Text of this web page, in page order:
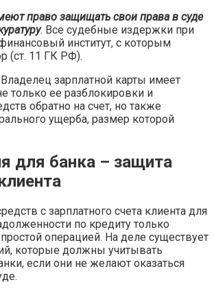
право защищать свои права в суде
. Все судебные издержки при
институт, с которым
(ст. 11 ГК РФ).
Владелец зарплатной карты имеет
только ее разблокировки и
обратно на счет, но также
ущерба, размер которой
для банка – защита
с зарплатного счета клиента для
по кредиту только
операцией. На деле существует
которые должны учитывать
если они не желают оказаться